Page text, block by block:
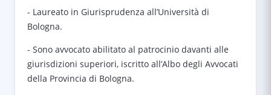
- Laureato in Giurisprudenza all’Università di
Bologna.
- Sono avvocato abilitato al patrocinio davanti alle
giurisdizioni superiori, iscritto all’Albo degli Avvocati
della Provincia di Bologna.